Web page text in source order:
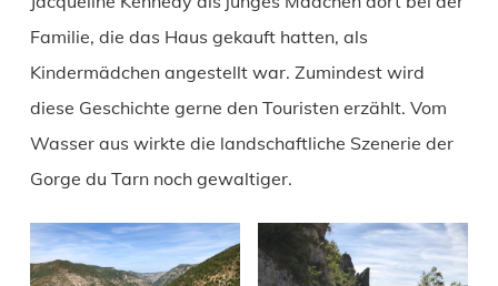
Familie, die das Haus gekauft hatten, als
Kindermädchen angestellt war. Zumindest wird
diese Geschichte gerne den Touristen erzählt. Vom
Wasser aus wirkte die landschaftliche Szenerie der
Gorge du Tarn noch gewaltiger.